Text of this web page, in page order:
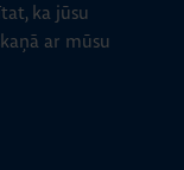
ka jūsu
ar mūsu